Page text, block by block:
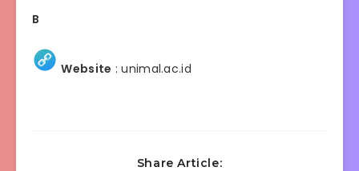
B
Website :unimal.ac.id
Share Article: